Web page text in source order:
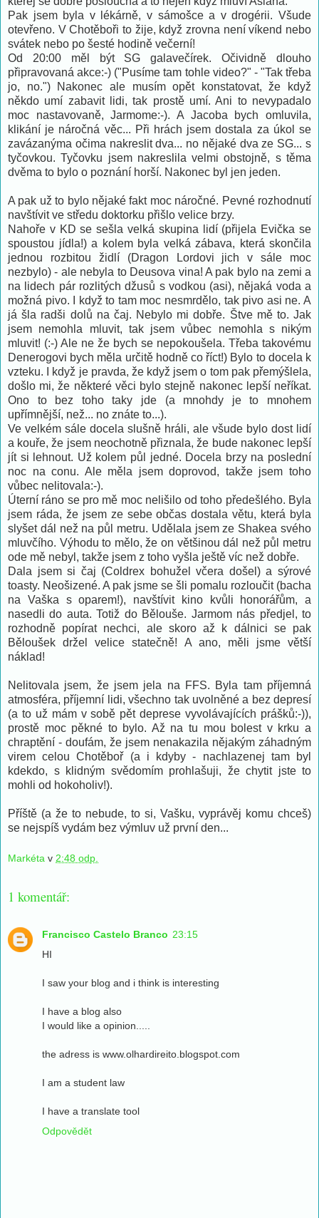
Pak jsem byla v lékárně, v sámošce a v drogérii. Všude
otevřeno. V Chotěboři to žije, když zrovna není víkend nebo
svátek nebo po šesté hodině večerní!
Od 20:00 měl být SG galavečírek. Očividně dlouho
připravovaná akce:-) ("Pusíme tam tohle video?" - "Tak třeba
jo, no.") Nakonec ale musím opět konstatovat, že když
někdo umí zabavit lidi, tak prostě umí. Ani to nevypadalo
moc nastavovaně, Jarmome:-). A Jacoba bych omluvila,
klikání je náročná věc... Při hrách jsem dostala za úkol se
zavázanýma očima nakreslit dva... no nějaké dva ze SG... s
tyčovkou. Tyčovku jsem nakreslila velmi obstojně, s těma
dvěma to bylo o poznání horší. Nakonec byl jen jeden.
A pak už to bylo nějaké fakt moc náročné. Pevné rozhodnutí
navštívit ve středu doktorku přišlo velice brzy.
Nahoře v KD se sešla velká skupina lidí (přijela Evička se
spoustou jídla!) a kolem byla velká zábava, která skončila
jednou rozbitou židlí (Dragon Lordovi jich v sále moc
nezbylo) - ale nebyla to Deusova vina! A pak bylo na zemi a
na lidech pár rozlitých džusů s vodkou (asi), nějaká voda a
možná pivo. I když to tam moc nesmrdělo, tak pivo asi ne. A
já šla radši dolů na čaj. Nebylo mi dobře. Štve mě to. Jak
jsem nemohla mluvit, tak jsem vůbec nemohla s nikým
mluvit! (:-) Ale ne že bych se nepokoušela. Třeba takovému
Denerogovi bych měla určitě hodně co říct!) Bylo to docela k
vzteku. I když je pravda, že když jsem o tom pak přemýšlela,
došlo mi, že některé věci bylo stejně nakonec lepší neříkat.
Ono to bez toho taky jde (a mnohdy je to mnohem
upřímnější, než... no znáte to...).
Ve velkém sále docela slušně hráli, ale všude bylo dost lidí
a kouře, že jsem neochotně přiznala, že bude nakonec lepší
jít si lehnout. Už kolem půl jedné. Docela brzy na poslední
noc na conu. Ale měla jsem doprovod, takže jsem toho
vůbec nelitovala:-).
Úterní ráno se pro mě moc nelišilo od toho předešlého. Byla
jsem ráda, že jsem ze sebe občas dostala větu, která byla
slyšet dál než na půl metru. Udělala jsem ze Shakea svého
mluvčího. Výhodu to mělo, že on většinou dál než půl metru
ode mě nebyl, takže jsem z toho vyšla ještě víc než dobře.
Dala jsem si čaj (Coldrex bohužel včera došel) a sýrové
toasty. Neošizené. A pak jsme se šli pomalu rozloučit (bacha
na Vaška s oparem!), navštívit kino kvůli honorářům, a
nasedli do auta. Totiž do Bělouše. Jarmom nás předjel, to
rozhodně popírat nechci, ale skoro až k dálnici se pak
Běloušek držel velice statečně! A ano, měli jsme větší
náklad!
Nelitovala jsem, že jsem jela na FFS. Byla tam příjemná
atmosféra, příjemní lidi, všechno tak uvolněné a bez depresí
(a to už mám v sobě pět deprese vyvolávajících prášků:-)),
prostě moc pěkné to bylo. Až na tu mou bolest v krku a
chraptění - doufám, že jsem nenakazila nějakým záhadným
virem celou Chotěboř (a i kdyby - nachlazenej tam byl
kdekdo, s klidným svědomím prohlašuji, že chytit jste to
mohli od hokoholiv!).
Příště (a že to nebude, to si, Vašku, vyprávěj komu chceš)
se nejspíš vydám bez výmluv už první den...
Markéta v 2:48 odp.
1 komentář:
Francisco Castelo Branco 23:15
HI
I saw your blog and i think is interesting
I have a blog also
I would like a opinion.....
the adress is www.olhardireito.blogspot.com
I am a student law
I have a translate tool
Odpovědět